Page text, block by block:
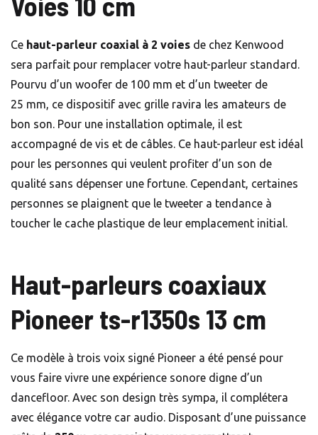
Ce haut-parleur coaxial à 2 voies de chez Kenwood
sera parfait pour remplacer votre haut-parleur standard.
Pourvu d’un woofer de 100 mm et d’un tweeter de
25 mm, ce dispositif avec grille ravira les amateurs de
bon son. Pour une installation optimale, il est
accompagné de vis et de câbles. Ce haut-parleur est idéal
pour les personnes qui veulent profiter d’un son de
qualité sans dépenser une fortune. Cependant, certaines
personnes se plaignent que le tweeter a tendance à
toucher le cache plastique de leur emplacement initial.
Haut-parleurs coaxiaux
Pioneer ts-r1350s 13 cm
Ce modèle à trois voix signé Pioneer a été pensé pour
vous faire vivre une expérience sonore digne d’un
dancefloor. Avec son design très sympa, il complétera
avec élégance votre car audio. Disposant d’une puissance